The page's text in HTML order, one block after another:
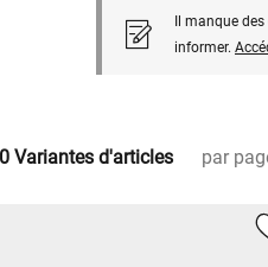
Il manque
informer.
Variantes d'articles par